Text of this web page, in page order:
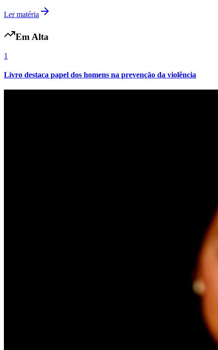
Botafogo
Ler matéria
Em Alta
1
Livro destaca papel dos homens na prevenção da violência